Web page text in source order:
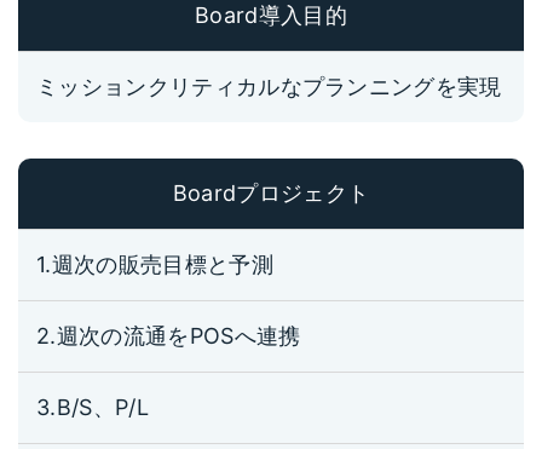
Board導入目的
ミッションクリティカルなプランニングを実現
Boardプロジェクト
1.週次の販売目標と予測
2.週次の流通をPOSへ連携
3.B/S、P/L